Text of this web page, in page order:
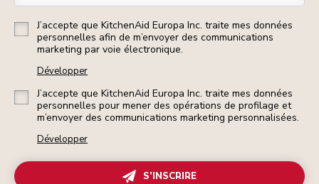
J’accepte que KitchenAid Europa Inc. traite mes données
personnelles afin de m’envoyer des communications
marketing par voie électronique.
Développer
J’accepte que KitchenAid Europa Inc. traite mes données
personnelles pour mener des opérations de profilage et
m’envoyer des communications marketing personnalisées.
Développer
S’INSCRIRE